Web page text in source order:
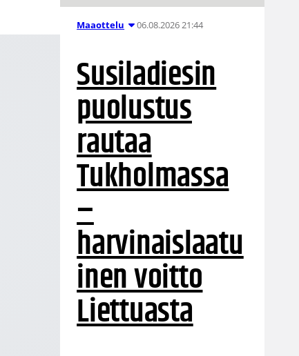
Maaottelu 06.08.2026 21:44
Susiladiesin
puolustus
rautaa
Tukholmassa
–
harvinaislaatu
inen voitto
Liettuasta